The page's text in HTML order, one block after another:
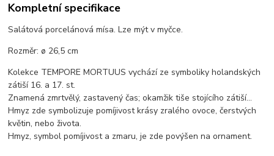
Kompletní specifikace
Salátová porcelánová mísa. Lze mýt v myčce.
Rozměr: ø 26,5 cm
Kolekce TEMPORE MORTUUS vychází ze symboliky holandských
zátiší 16. a 17. st.
Znamená zmrtvělý, zastavený čas; okamžik tiše stojícího zátiší...
Hmyz zde symbolizuje pomíjivost krásy zralého ovoce, čerstvých
květin, nebo života.
Hmyz, symbol pomíjivost a zmaru, je zde povýšen na ornament.